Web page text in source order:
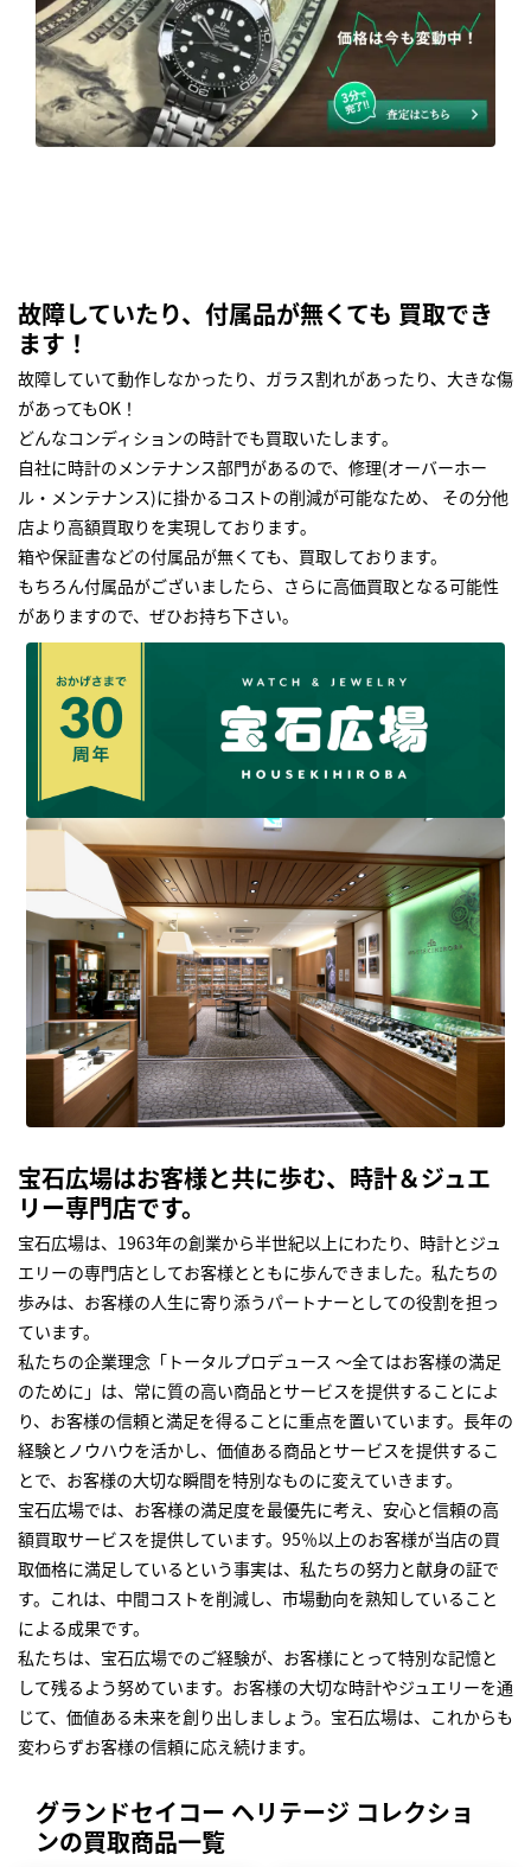
故障していたり、付属品が無くても 買取でき
ます！
故障していて動作しなかったり、ガラス割れがあったり、大きな傷
があってもOK！
どんなコンディションの時計でも買取いたします｡
自社に時計のメンテナンス部門があるので、修理(オーバーホー
ル・メンテナンス)に掛かるコストの削減が可能なため、 その分他
店より高額買取りを実現しております｡
箱や保証書などの付属品が無くても、買取しております。
もちろん付属品がございましたら、さらに高価買取となる可能性
がありますので、ぜひお持ち下さい｡
宝石広場はお客様と共に歩む、時計＆ジュエ
リー専門店です。
宝石広場は、1963年の創業から半世紀以上にわたり、時計とジュ
エリーの専門店としてお客様とともに歩んできました。私たちの
歩みは、お客様の人生に寄り添うパートナーとしての役割を担っ
ています。
私たちの企業理念「トータルプロデュース ～全てはお客様の満足
のために」は、常に質の高い商品とサービスを提供することによ
り、お客様の信頼と満足を得ることに重点を置いています。長年の
経験とノウハウを活かし、価値ある商品とサービスを提供するこ
とで、お客様の大切な瞬間を特別なものに変えていきます。
宝石広場では、お客様の満足度を最優先に考え、安心と信頼の高
額買取サービスを提供しています。95％以上のお客様が当店の買
取価格に満足しているという事実は、私たちの努力と献身の証で
す。これは、中間コストを削減し、市場動向を熟知していること
による成果です。
私たちは、宝石広場でのご経験が、お客様にとって特別な記憶と
して残るよう努めています。お客様の大切な時計やジュエリーを通
じて、価値ある未来を創り出しましょう。宝石広場は、これからも
変わらずお客様の信頼に応え続けます。
グランドセイコー ヘリテージ コレクショ
ンの買取商品一覧